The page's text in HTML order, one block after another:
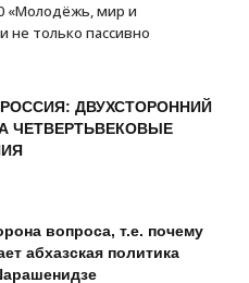
«Молодёжь, мир и
не только пассивно
РОССИЯ: ДВУХСТОРОННИЙ
ЧЕТВЕРТЬВЕКОВЫЕ
вопроса, т.е. почему
абхазская политика